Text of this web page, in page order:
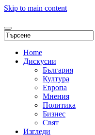
Skip to main content
Home
Дискусии
България
Култура
Европа
Мнения
Политика
Бизнес
Свят
Изгледи